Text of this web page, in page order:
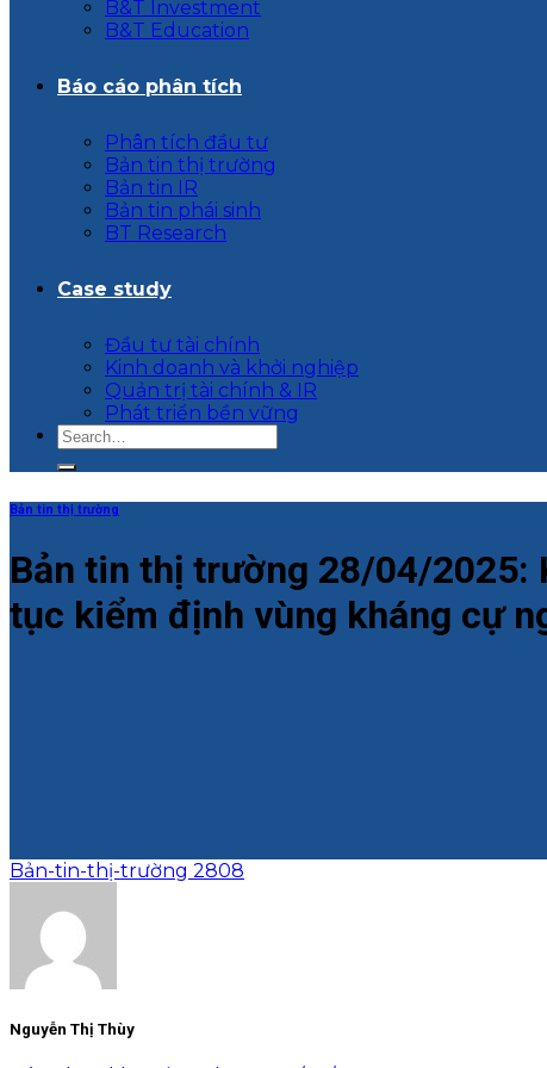
B&T Investment
B&T Education
Báo cáo phân tích
Phân tích đầu tư
Bản tin thị trường
Bản tin IR
Bản tin phái sinh
BT Research
Case study
Đầu tư tài chính
Kinh doanh và khởi nghiệp
Quản trị tài chính & IR
Phát triển bền vững
Bản tin thị trường
Bản tin thị trường 28/04/2025:
tục kiểm định vùng kháng cự
Bản-tin-thị-trường 2808
Nguyễn Thị Thùy